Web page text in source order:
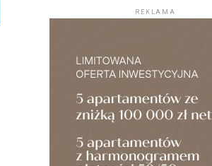
REKLAMA